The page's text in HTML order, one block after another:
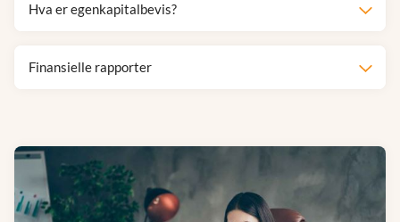
Hva er egenkapitalbevis?
Finansielle rapporter